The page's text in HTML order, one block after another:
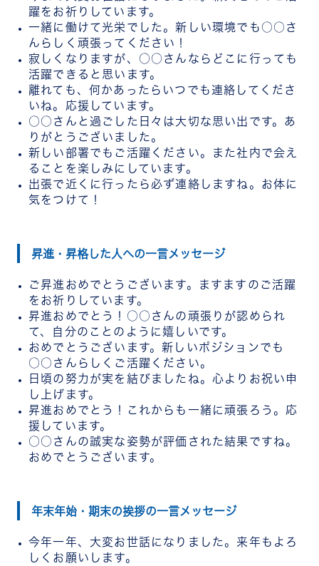
躍をお祈りしています。
一緒に働けて光栄でした。新しい環境でも○○さ
んらしく頑張ってください！
寂しくなりますが、○○さんならどこに行っても
活躍できると思います。
離れても、何かあったらいつでも連絡してくださ
いね。応援しています。
○○さんと過ごした日々は大切な思い出です。あ
りがとうございました。
新しい部署でもご活躍ください。また社内で会え
ることを楽しみにしています。
出張で近くに行ったら必ず連絡しますね。お体に
気をつけて！
昇進・昇格した人への一言メッセージ
ご昇進おめでとうございます。ますますのご活躍
をお祈りしています。
昇進おめでとう！○○さんの頑張りが認められ
て、自分のことのように嬉しいです。
おめでとうございます。新しいポジションでも
○○さんらしくご活躍ください。
日頃の努力が実を結びましたね。心よりお祝い申
し上げます。
昇進おめでとう！これからも一緒に頑張ろう。応
援しています。
○○さんの誠実な姿勢が評価された結果ですね。
おめでとうございます。
年末年始・期末の挨拶の一言メッセージ
今年一年、大変お世話になりました。来年もよろ
しくお願いします。